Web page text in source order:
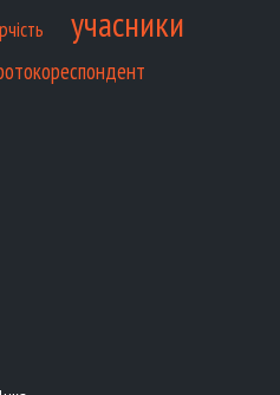
учасники